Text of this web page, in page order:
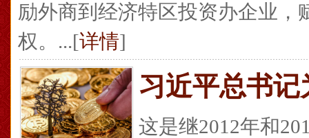
励外商到经济特区投资办企业
权。...[详情]
习近平总书
这是继2012年和